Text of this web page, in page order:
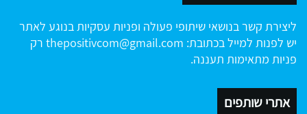
ליצירת קשר בנושאי שיתופי פעולה ופניות עסקיות בנוגע לאתר
יש לפנות למייל בכתובת: thepositivcom@gmail.com רק
פניות מתאימות תעננה.
אתרי שותפים